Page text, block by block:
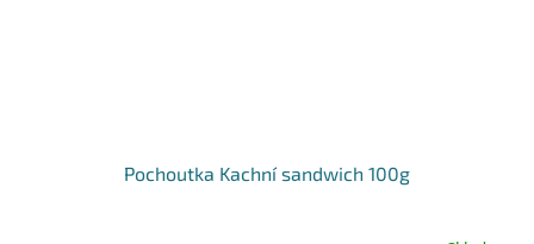
Pochoutka Kachní sandwich 100g